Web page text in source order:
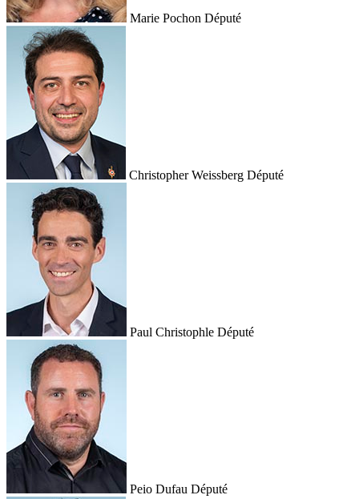
Marie Pochon Député
Christopher Weissberg Député
Paul Christophle Député
Peio Dufau Député